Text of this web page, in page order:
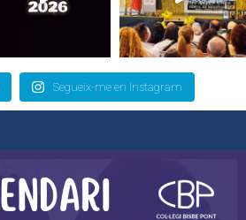
Segueix-me en Instagram